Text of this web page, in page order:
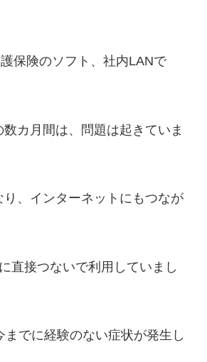
保険のソフト、社内LANで
カ月間は、問題は起きていま
、インターネットにもつなが
直接つないで利用していまし
でに経験のない症状が発生し